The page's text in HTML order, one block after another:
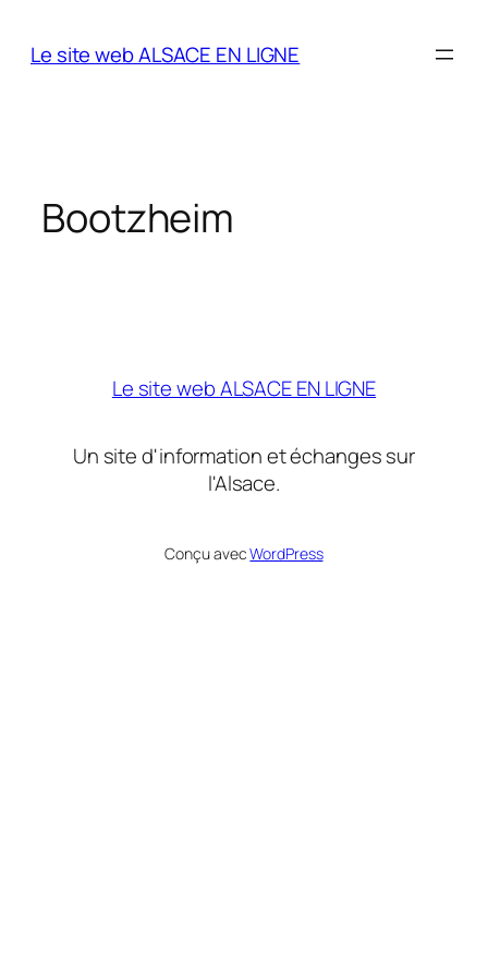
Le site web ALSACE EN LIGNE
Bootzheim
Le site web ALSACE EN LIGNE
Un site d'information et échanges sur
l'Alsace.
Conçu avecWordPress